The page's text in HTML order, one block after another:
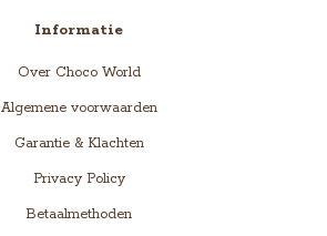
Informatie
Over Choco World
Algemene voorwaarden
Garantie & Klachten
Privacy Policy
Betaalmethoden